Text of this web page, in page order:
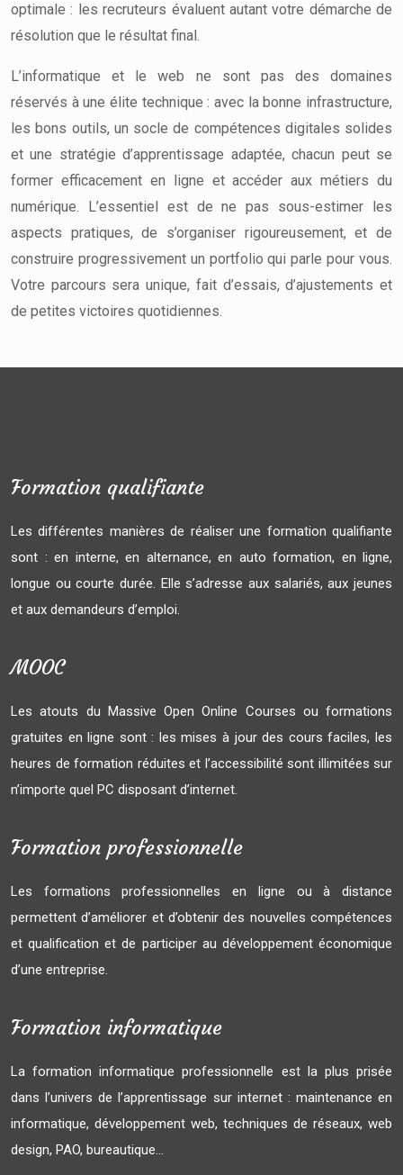
optimale : les recruteurs évaluent autant votre démarche de
résolution que le résultat final.
L’informatique et le web ne sont pas des domaines
réservés à une élite technique : avec la bonne infrastructure,
les bons outils, un socle de compétences digitales solides
et une stratégie d’apprentissage adaptée, chacun peut se
former efficacement en ligne et accéder aux métiers du
numérique. L’essentiel est de ne pas sous-estimer les
aspects pratiques, de s’organiser rigoureusement, et de
construire progressivement un portfolio qui parle pour vous.
Votre parcours sera unique, fait d’essais, d’ajustements et
de petites victoires quotidiennes.
Formation qualifiante
Les différentes manières de réaliser une formation qualifiante
sont : en interne, en alternance, en auto formation, en ligne,
longue ou courte durée. Elle s’adresse aux salariés, aux jeunes
et aux demandeurs d’emploi.
MOOC
Les atouts du Massive Open Online Courses ou formations
gratuites en ligne sont : les mises à jour des cours faciles, les
heures de formation réduites et l’accessibilité sont illimitées sur
n’importe quel PC disposant d’internet.
Formation professionnelle
Les formations professionnelles en ligne ou à distance
permettent d’améliorer et d’obtenir des nouvelles compétences
et qualification et de participer au développement économique
d’une entreprise.
Formation informatique
La formation informatique professionnelle est la plus prisée
dans l’univers de l’apprentissage sur internet : maintenance en
informatique, développement web, techniques de réseaux, web
design, PAO, bureautique…